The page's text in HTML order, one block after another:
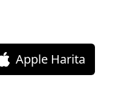
Apple Harita